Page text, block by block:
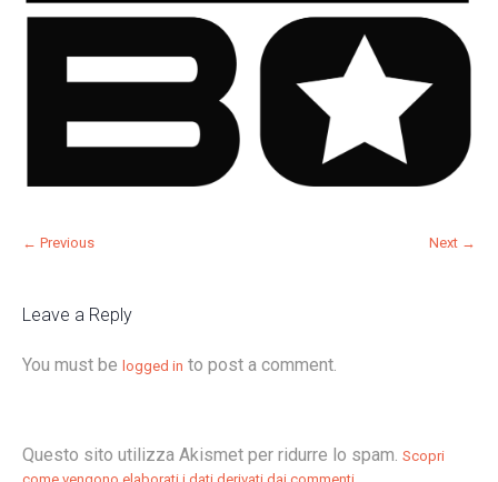
← Previous Next →
Leave a Reply
You must be logged in to post a comment.
Questo sito utilizza Akismet per ridurre lo spam. Scopri